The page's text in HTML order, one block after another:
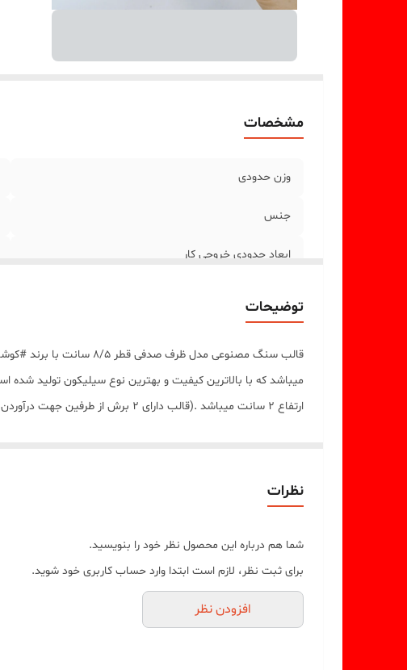
مشخصات
وزن حدودی
جنس
ابعاد حدودی خروجی کار
توضیحات
قالب سنگ مصنوعی مدل
ارتفاع 2 سانت میباشد .(قالب دارای 2 برش از طرفین جهت درآوردن خروجی ظرف صدفی از قالب میباشد)
نظرات
شما هم درباره این محصول نظر خود را بنویسید.
برای ثبت نظر، لازم است ابتدا وارد حساب کاربری خود شوید.
افزودن نظر